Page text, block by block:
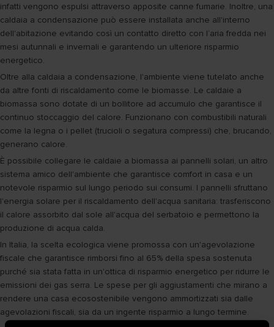
infatti vengono espulsi attraverso apposite canne fumarie. Inoltre, una
caldaia a condensazione può essere installata anche all'interno
dell'abitazione evitando così un contatto diretto con l‘aria fredda nei
mesi autunnali e invernali e garantendo un ulteriore risparmio
energetico.
Oltre alla caldaia a condensazione, l'ambiente viene tutelato anche
da altre fonti di riscaldamento come le biomasse. Le caldaie a
biomassa sono dotate di un bollitore ad accumulo che garantisce il
continuo stoccaggio del calore. Funzionano con combustibili naturali
come la legna o i pellet (trucioli o segatura compressi) che, brucando,
generano calore.
È possibile collegare le caldaie a biomassa ai pannelli solari, un altro
sistema amico dell'ambiente che garantisce comfort in casa e un
notevole risparmio sul lungo periodo sui consumi. I pannelli sfruttano
l'energia solare per il riscaldamento dell'acqua sanitaria: trasferiscono
il calore assorbito dal sole all'acqua del serbatoio e permettono la
produzione di acqua calda.
In Italia, la scelta ecologica viene promossa con un'agevolazione
fiscale che garantisce rimborsi fino al 65% della spesa sostenuta
purché sia stata fatta in un'ottica di risparmio energetico per ridurre le
emissioni dei gas serra. Le spese per gli aggiustamenti che mirano a
rendere una casa ecosostenibile vengono ammortizzati sia dalle
agevolazioni fiscali, sia da un ingente risparmio a lungo termine.